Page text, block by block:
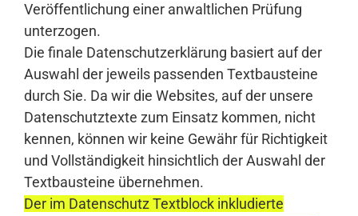
Veröffentlichung einer anwaltlichen Prüfung
unterzogen.
Die finale Datenschutzerklärung basiert auf der
Auswahl der jeweils passenden Textbausteine
durch Sie. Da wir die Websites, auf der unsere
Datenschutztexte zum Einsatz kommen, nicht
kennen, können wir keine Gewähr für Richtigkeit
und Vollständigkeit hinsichtlich der Auswahl der
Textbausteine übernehmen.
Der im Datenschutz Textblock inkludierte